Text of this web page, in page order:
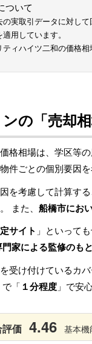
ついて
実取引データに対し
用しています。
ィハイツ二和の価格
の「売却
格相場は、学区等
件ごとの個別要因を
を考慮して計算す
また、 船橋市にお
サイト 」といって
門家による監修のも
受け付けているカ
で「 １分程度 」で安